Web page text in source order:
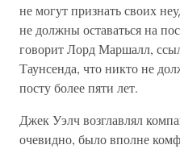
не могут признать своих
не должны оставаться на
говорит Лорд Маршалл,
Таунсенда, что никто не
посту более пяти лет.
Джек Уэлч возглавлял
очевидно, было вполне